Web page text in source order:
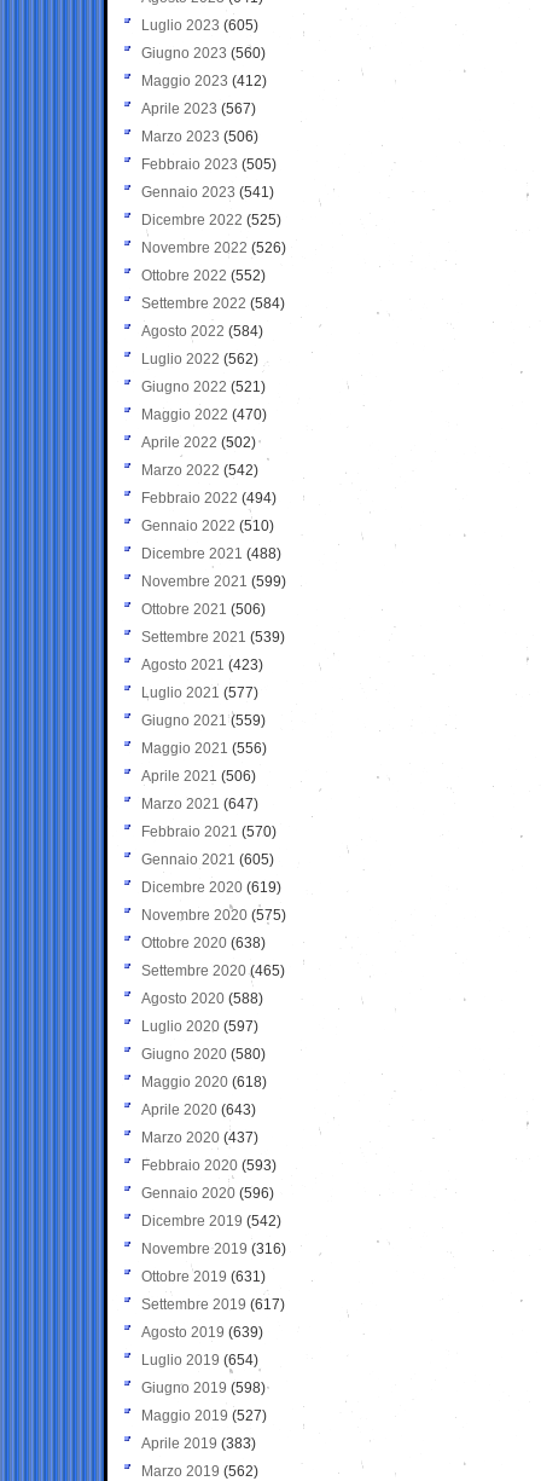
Luglio 2023 (605)
Giugno 2023 (560)
Maggio 2023 (412)
Aprile 2023 (567)
Marzo 2023 (506)
Febbraio 2023 (505)
Gennaio 2023 (541)
Dicembre 2022 (525)
Novembre 2022 (526)
Ottobre 2022 (552)
Settembre 2022 (584)
Agosto 2022 (584)
Luglio 2022 (562)
Giugno 2022 (521)
Maggio 2022 (470)
Aprile 2022 (502)
Marzo 2022 (542)
Febbraio 2022 (494)
Gennaio 2022 (510)
Dicembre 2021 (488)
Novembre 2021 (599)
Ottobre 2021 (506)
Settembre 2021 (539)
Agosto 2021 (423)
Luglio 2021 (577)
Giugno 2021(559)
Maggio 2021 (556)
Aprile 2021 (506)
Marzo 2021 (647)
Febbraio 2021 (570)
Gennaio 2021 (605)
Dicembre 2020 (619)
Novembre 2020 (575)
Ottobre 2020 (638)
Settembre 2020(465)
Agosto 2020 (588)
Luglio 2020 (597)
Giugno 2020 (580)
Maggio 2020 (618)
Aprile 2020 (643)
Marzo 2020 (437)
Febbraio 2020 (593)
Gennaio 2020 (596)
Dicembre 2019 (542)
Novembre 2019 (316)
Ottobre 2019 (631)
Settembre 2019 (617)
Agosto 2019 (639)
Luglio 2019 (654)
Giugno 2019 (598)
Maggio 2019 (527)
Aprile 2019 (383)
Marzo 2019 (562)